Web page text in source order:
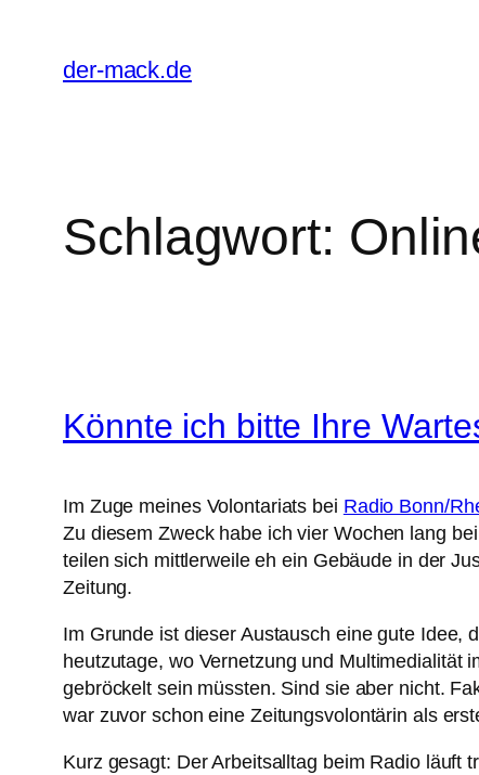
springen
der-mack.de
Schlagwort:
Könnte ich bitte Ihre
Im Zuge meines Volontariats bei Radio Bonn/
Zu diesem Zweck habe ich vier Wochen lang
teilen sich mittlerweile eh ein Gebäude in der
Zeitung.
Im Grunde ist dieser Austausch eine gute
heutzutage, wo Vernetzung und Multimedialität
gebröckelt sein müssten. Sind sie aber nicht.
war zuvor schon eine Zeitungsvolontärin als
Kurz gesagt: Der Arbeitsalltag beim Radio läuft